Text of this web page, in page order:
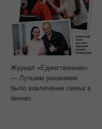
Журнал «Единственная»
— Лучшим решением
было вовлечение семьи в
бизнес.